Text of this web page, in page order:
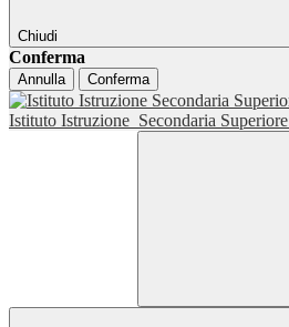
Chiudi
Conferma
Annulla Conferma
Istituto Istruzione Secondaria Superiore